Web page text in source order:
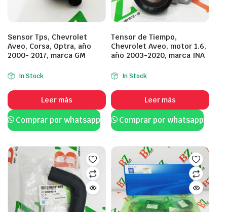
Sensor Tps, Chevrolet
Aveo, Corsa, Optra, año
2000- 2017, marca GM
In Stock
Leer más
Comprar por whatsapp
Tensor de Tiempo,
Chevrolet Aveo, motor 1.6,
año 2003-2020, marca INA
In Stock
Leer más
Comprar por whatsapp